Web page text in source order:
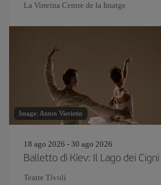
La Virreina Centre de la Imatge
Image: Anton Vierietin
18 ago 2026 - 30 ago 2026
Balletto di Kiev: Il Lago dei Cigni
Teatre Tívoli